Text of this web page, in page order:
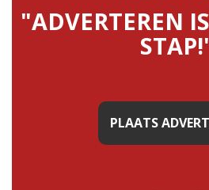
"ADVERTEREN
PLAATS